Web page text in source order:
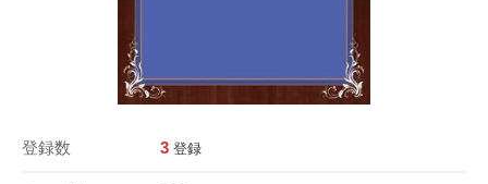
登録数 3 登録